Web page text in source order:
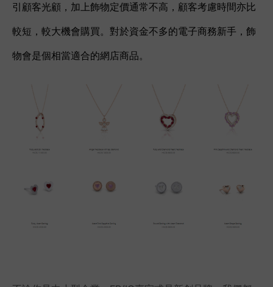
引顧客光顧，加上飾物定價通常不高，顧客考慮時間亦比
較短，較大機會購買。對於資金不多的電子商務新手，飾
物會是個相當適合的網店商品。